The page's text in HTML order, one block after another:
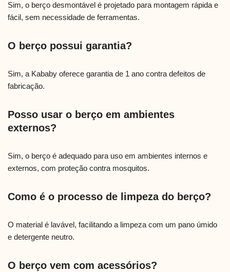
Sim, o berço desmontável é projetado para montagem rápida e
fácil, sem necessidade de ferramentas.
O berço possui garantia?
Sim, a Kababy oferece garantia de 1 ano contra defeitos de
fabricação.
Posso usar o berço em ambientes
externos?
Sim, o berço é adequado para uso em ambientes internos e
externos, com proteção contra mosquitos.
Como é o processo de limpeza do berço?
O material é lavável, facilitando a limpeza com um pano úmido
e detergente neutro.
O berço vem com acessórios?